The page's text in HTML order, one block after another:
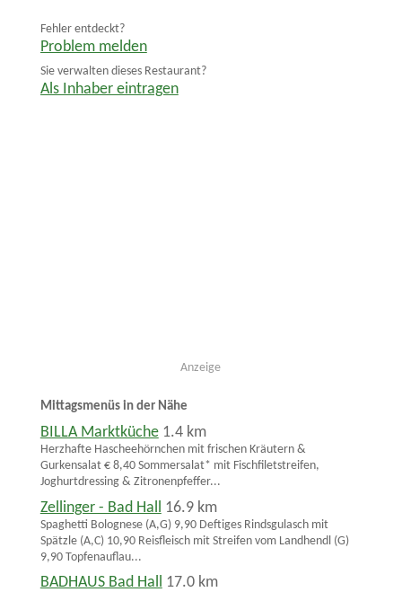
Fehler entdeckt?
Problem melden
Sie verwalten dieses Restaurant?
Als Inhaber eintragen
Anzeige
Mittagsmenüs in der Nähe
BILLA Marktküche 1.4 km
Herzhafte Hascheehörnchen mit frischen Kräutern &
Gurkensalat € 8,40 Sommersalat* mit Fischfiletstreifen,
Joghurtdressing & Zitronenpfeffer...
Zellinger - Bad Hall 16.9 km
Spaghetti Bolognese (A,G) 9,90 Deftiges Rindsgulasch mit
Spätzle (A,C) 10,90 Reisfleisch mit Streifen vom Landhendl (G)
9,90 Topfenauflau...
BADHAUS Bad Hall 17.0 km